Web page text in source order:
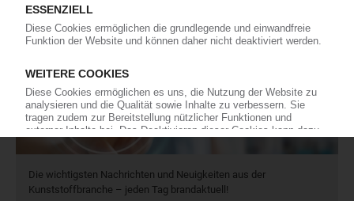
Newsletter
Die wichtigsten Nachrichten und Neuigkeiten aus der
Kunststoffbranche – jeden Tag brandaktuell!